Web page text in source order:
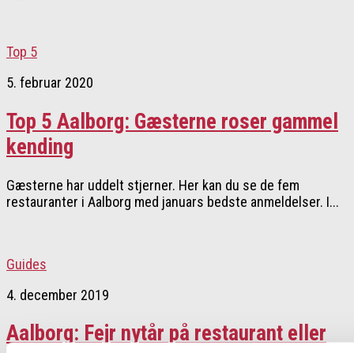
Top 5
5. februar 2020
Top 5 Aalborg: Gæsterne roser gammel
kending
Gæsterne har uddelt stjerner. Her kan du se de fem
restauranter i Aalborg med januars bedste anmeldelser. I...
Guides
4. december 2019
Aalborg: Fejr nytår på restaurant eller